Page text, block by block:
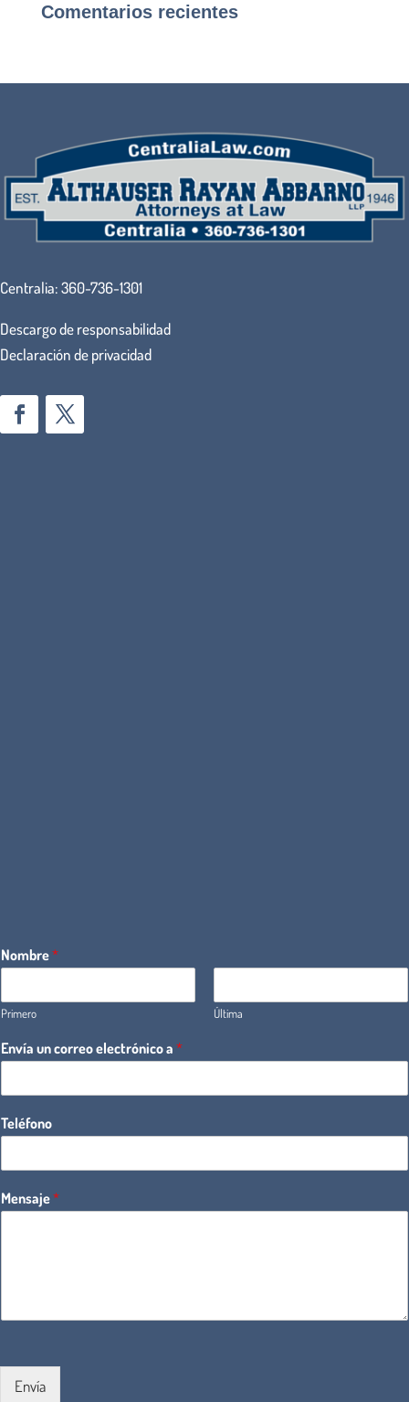
Comentarios recientes
Centralia:360-736-1301
Descargo de responsabilidad
Declaración de privacidad
Nombre*
Primero Última
Envía un correo electrónico a *
Teléfono
Mensaje*
Envía